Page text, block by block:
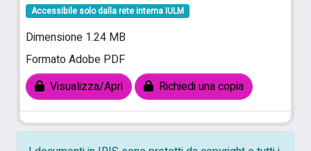
Accessibile solo dalla rete interna IULM
Dimensione 1.24 MB
Formato Adobe PDF
Visualizza/Apri
Richiedi una copia